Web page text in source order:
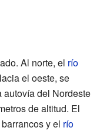
Al norte, el río
el oeste, se
autovía del Nordeste
de altitud. El
y el río